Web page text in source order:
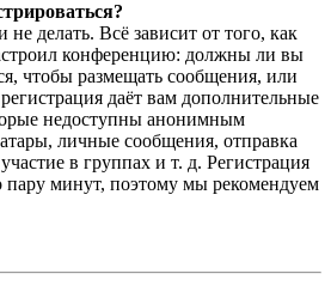
делать. Всё зависит от того, как
конференцию: должны ли вы
чтобы размещать сообщения, или
даёт вам дополнительные
недоступны анонимным
личные сообщения, отправка
в группах и т. д. Регистрация
пару минут, поэтому мы рекомендуем